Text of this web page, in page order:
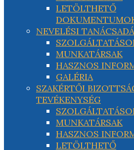
LETÖLTHETŐ
NEVELÉSI
MUNKATÁRSAK
HASZNOS
GALÉRIA
SZAKÉRTŐI
TEVÉKENYSÉG
MUNKATÁRSAK
HASZNOS
LETÖLTHETŐ